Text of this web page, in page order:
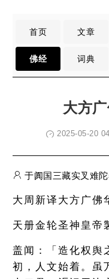
首页 文章
佛经 词典
大方
2025-05-20
于阗国三藏实叉难
大周新译大方广佛
天册金轮圣神皇帝
盖闻：「造化权舆
初，人文始着。虽